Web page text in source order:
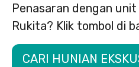
Penasaran dengan
Rukita? Klik tombol di
CARI HUNIAN